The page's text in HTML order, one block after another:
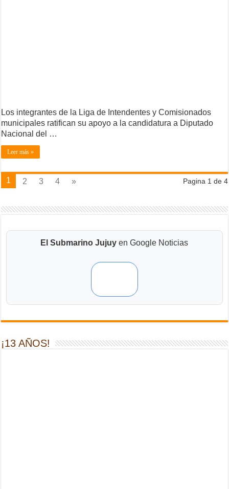
Los integrantes de la Liga de Intendentes y Comisionados
municipales ratifican su apoyo a la candidatura a Diputado
Nacional del …
Leer más »
Pagina 1 de 4
1 2 3 4 »
El Submarino Jujuy en Google Noticias
¡13 AÑOS!